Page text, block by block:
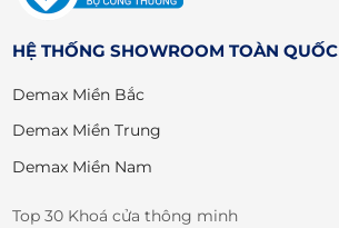
HỆ THỐNG SHOWROOM TOÀN QUỐC
Demax Miền Bắc
Demax Miền Trung
Demax Miền Nam
Top 30 Khoá cửa thông minh